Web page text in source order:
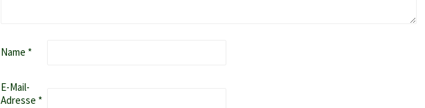
Name *
E-Mail-
Adresse *